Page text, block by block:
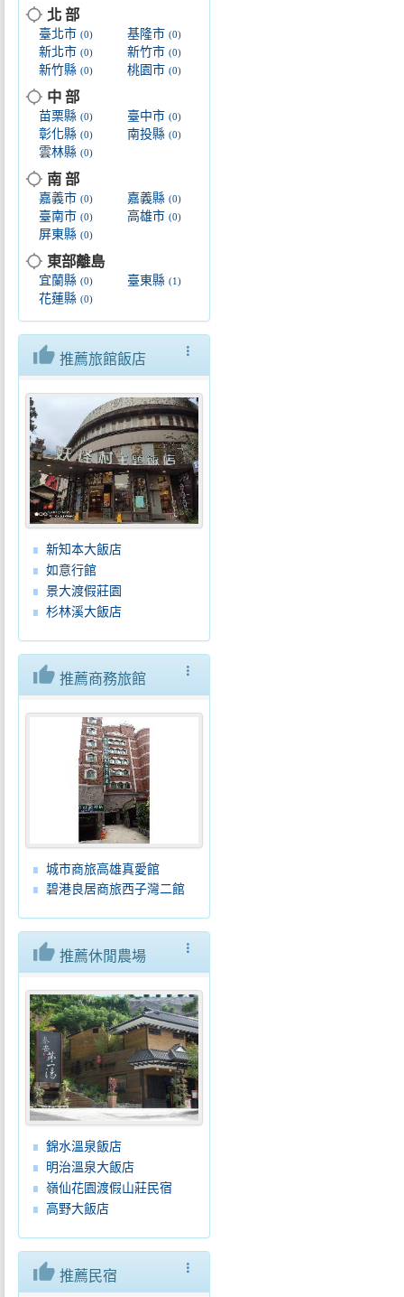
location_searching 北 部
臺北市 (0) 基隆市(0)
新北市 (0) 新竹市(0)
新竹縣 (0) 桃園市(0)
location_searching 中 部
苗栗縣 (0) 臺中市(0)
彰化縣 (0) 南投縣(0)
雲林縣 (0)
location_searching 南 部
嘉義市 (0) 嘉義縣(0)
臺南市 (0) 高雄市(0)
屏東縣 (0)
location_searching 東部離島
宜蘭縣 (0) 臺東縣(1)
花蓮縣 (0)
more_vert
thumb_up 推薦旅館飯店
新知本大飯店
如意行館
景大渡假莊園
杉林溪大飯店
more_vert
thumb_up 推薦商務旅館
城市商旅高雄真愛館
碧港良居商旅西子灣二館
more_vert
thumb_up 推薦休閒農場
錦水溫泉飯店
明治溫泉大飯店
嶺仙花園渡假山莊民宿
高野大飯店
more_vert
thumb_up 推薦民宿